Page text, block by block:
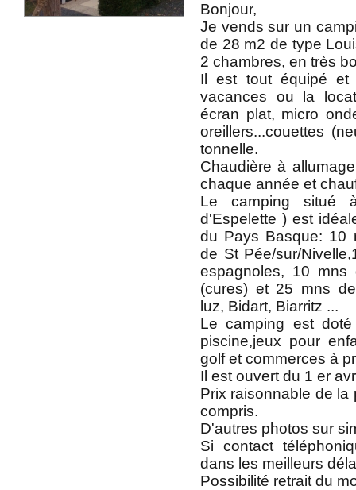
Bonjour,
Je vends sur un
de 28 m2 de type
2 chambres, en très
Il est tout équipé et
vacances ou la
écran plat, micro
oreillers...couettes
tonnelle.
Chaudière à
chaque année et
Le camping situé
d'Espelette ) est
du Pays Basque: 10
de St Pée/sur/
espagnoles, 10
(cures) et 25 mns
luz, Bidart, Biarritz ...
Le camping est
piscine,jeux pour
golf et commerces à
Il est ouvert du 1 er
Prix raisonnable de la
compris.
D'autres photos sur
Si contact
dans les meilleurs
Possibilité retrait du